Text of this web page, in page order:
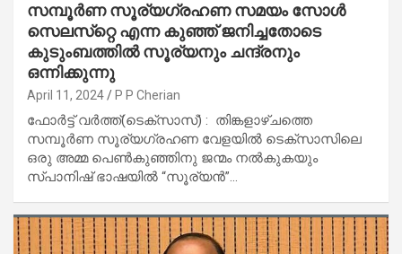
സമ്പൂർണ സൂര്യഗ്രഹണ സമയം സോൾ
സെലസ്‌റ്റെ എന്ന കുഞ്ഞ് ജനിച്ചതോടെ
കുടുംബത്തിൽ സൂര്യനും ചന്ദ്രനും
ഒന്നിക്കുന്നു
April 11, 2024 P P Cherian
ഫോർട്ട് വർത്ത്(ടെക്സാസ്) : തിങ്കളാഴ്ചത്തെ
സമ്പൂർണ സൂര്യഗ്രഹണ വേളയിൽ ടെക്സാസിലെ
ഒരു അമ്മ പെൺകുഞ്ഞിനു ജന്മം നൽകുകയും
സ്പാനിഷ് ഭാഷയിൽ “സൂര്യൻ”…